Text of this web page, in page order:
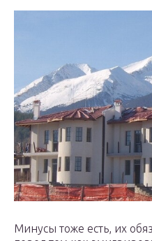
Минусы тоже есть, их